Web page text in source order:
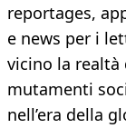
reportages,
e news per i
vicino la realtà
mutamenti
nell’era della